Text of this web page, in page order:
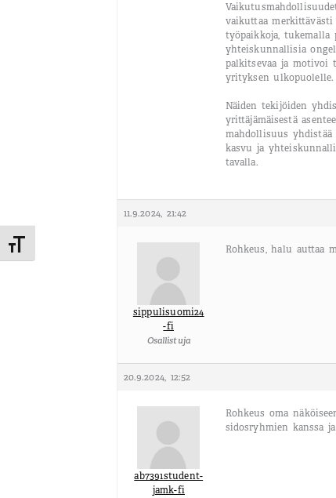
Toggle Font size
vaikuttaa
työpaikkoja,
yhteiskunnallisia
palkitsevaa ja motivoi
yrityksen ulkopuolelle.
Näiden tekijöiden
yrittäjämäisestä
mahdollisuus
kasvu ja
tavalla.
11.9.2024, 21:42
sippulisuomi24
-fi
Osallistuja
Rohkeus, halu auttaa
20.9.2024, 12:52
ab7391student-
jamk-fi
Rohkeus oma
sidosryhmien kanssa